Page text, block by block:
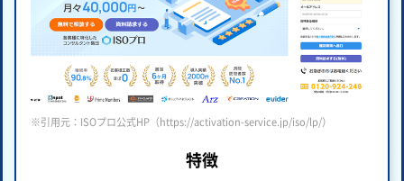
※引用元：ISOプロ公式HP（https://activation-service.jp/iso/lp/）
特徴